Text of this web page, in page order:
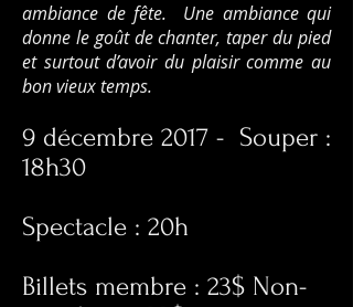
ambiance de fête. Une ambiance qui
donne le goût de chanter, taper du pied
et surtout d’avoir du plaisir comme au
bon vieux temps.
9 décembre 2017 - Souper :
18h30
Spectacle : 20h
Billets membre : 23$ Non-